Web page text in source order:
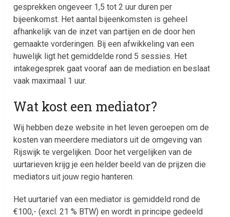
gesprekken ongeveer 1,5 tot 2 uur duren per
bijeenkomst. Het aantal bijeenkomsten is geheel
afhankelijk van de inzet van partijen en de door hen
gemaakte vorderingen. Bij een afwikkeling van een
huwelijk ligt het gemiddelde rond 5 sessies. Het
intakegesprek gaat vooraf aan de mediation en beslaat
vaak maximaal 1 uur.
Wat kost een mediator?
Wij hebben deze website in het leven geroepen om de
kosten van meerdere mediators uit de omgeving van
Rijswijk te vergelijken. Door het vergelijken van de
uurtarieven krijg je een helder beeld van de prijzen die
mediators uit jouw regio hanteren.
Het uurtarief van een mediator is gemiddeld rond de
€100,- (excl. 21 % BTW) en wordt in principe gedeeld